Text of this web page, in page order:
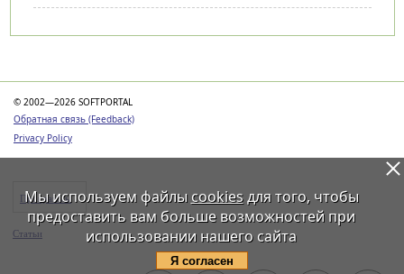
© 2002—2026 SOFTPORTAL
Обратная связь (Feedback)
Privacy Policy
Программы
Статьи
Мы используем файлы cookiesдля того, чтобы
предоставить вам больше возможностей при
использовании нашего сайта